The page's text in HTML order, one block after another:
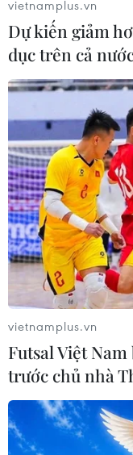
vietnamplus.vn
Dự kiến giảm
dục trên cả
vietnamplus.vn
Futsal Việt
trước chủ nhà